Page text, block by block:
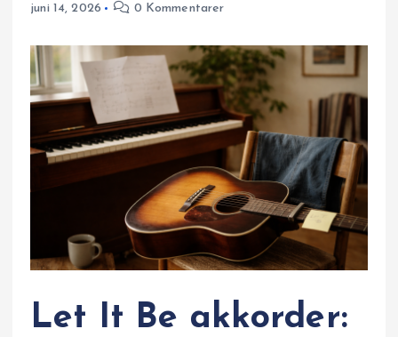
juni 14, 2026
0 Kommentarer
Let It Be akkorder: